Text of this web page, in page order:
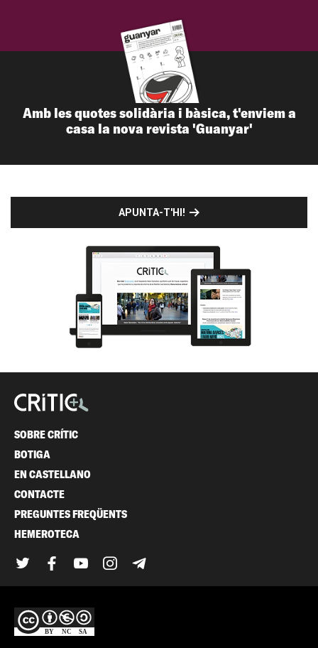
Amb les quotes solidària i bàsica, t'enviem a
casa la nova revista 'Guanyar'
APUNTA-T'HI!
SOBRE CRÍTIC
BOTIGA
EN CASTELLANO
CONTACTE
PREGUNTES FREQÜENTS
HEMEROTECA
TwitterFacebook
YouTubeInstagram